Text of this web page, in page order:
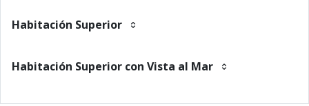
Habitación Superior
Habitación Superior con Vista al Mar